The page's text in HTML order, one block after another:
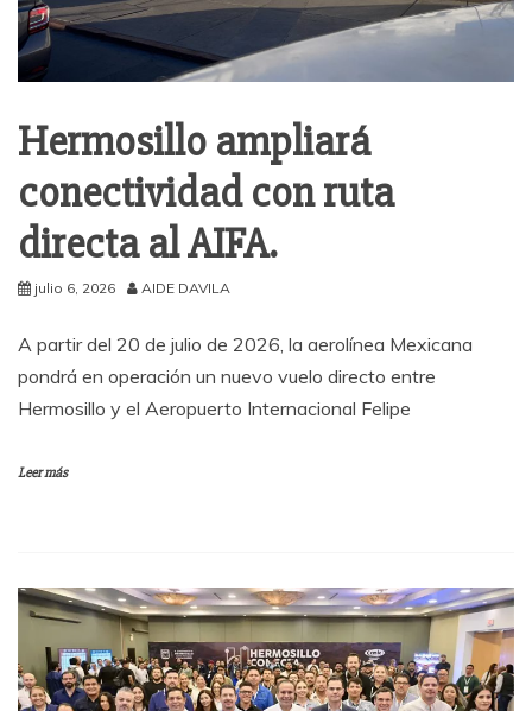
Hermosillo ampliará
conectividad con ruta
directa al AIFA.
julio 6, 2026 AIDE DAVILA
A partir del 20 de julio de 2026, la aerolínea Mexicana
pondrá en operación un nuevo vuelo directo entre
Hermosillo y el Aeropuerto Internacional Felipe
Leer más